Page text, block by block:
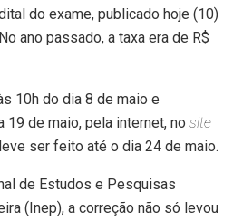
do exame, publicado hoje (10)
ano passado, a taxa era de R$
10h do dia 8 de maio e
19 de maio, pela internet, no site
ser feito até o dia 24 de maio.
de Estudos e Pesquisas
(Inep), a correção não só levou